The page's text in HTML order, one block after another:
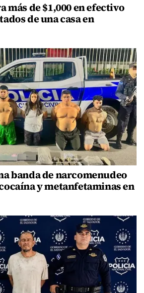
más de $1,000 en efectivo
de una casa en
banda de narcomenudeo
y metanfetaminas en